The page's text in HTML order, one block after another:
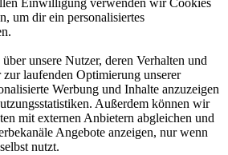
Einwilligung verwenden wir Cookies
um dir ein personalisiertes
unsere Nutzer, deren Verhalten und
laufenden Optimierung unserer
Werbung und Inhalte anzuzeigen
Außerdem können wir
mit externen Anbietern abgleichen und
Angebote anzeigen, nur wenn
nutzt.